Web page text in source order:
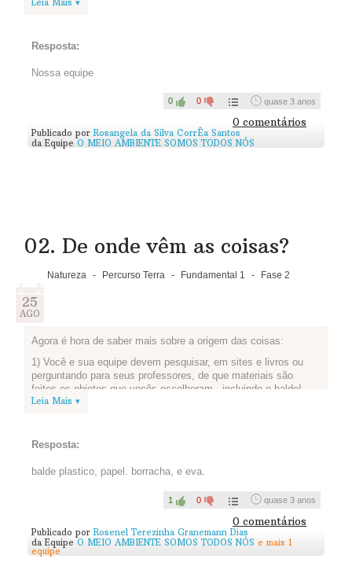
Desafio em grupo!
professor se é possível fazer uma feira de ciências na escola!
Vocês podem contar como é o
até um vídeo. Você vai encontrar um material bem legal no
Os grupos podem fazer maquetes sobre a destinação correta
do lixo, separação de materiais recicláveis. E tudo mais que
abaixo as ideias de sua equipe e o que já
planejaram.
Assista...
Resposta:
Nossa equipe
0 0 quase 3 anos
0 comentários
Publicado por Rosangela da Silva CorrÊa Santos
da Equipe O MEIO AMBIENTE SOMOS TODOS NÓS
02. De onde vêm as coisas?
Natureza - Percurso Terra - Fundamental 1 - Fase 2
25
AGO
Agora é hora de saber mais sobre a origem das coisas:
1) Você e sua equipe devem pesquisar, em sites e livros ou
perguntando para seus professores, de que materiais são
feitos os objetos que vocês escolheram - incluindo o balde!
3) Já fizeram a lista? Então publiquem aqui:
Leia Mais ▾
Resposta:
balde plastico, papel. borracha, e eva.
1 0 quase 3 anos
0 comentários
Publicado por Rosenel Terezinha Granemann Dias
da Equipe O MEIO AMBIENTE SOMOS TODOS NÓS e mais 1
equipe